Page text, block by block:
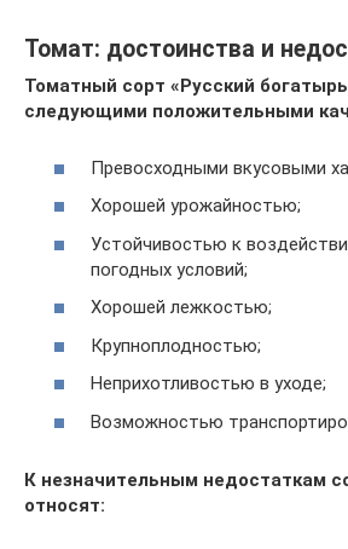
Томат: достоинства и
Томатный сорт «Русский
следующими положительными
Превосходными вкусовыми
Хорошей урожайностью;
Устойчивостью к
погодных условий;
Хорошей лежкостью;
Крупноплодностью;
Неприхотливостью в уходе;
Возможностью
К незначительным недостаткам
относят: